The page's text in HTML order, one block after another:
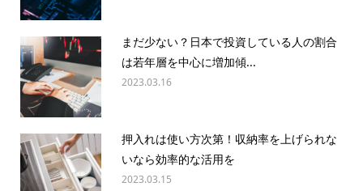
まだ少ない？日本で投資している人の割合
は若年層を中心に増加傾...
2023.03.16
押入れは使い方次第！収納率を上げられな
いなら効率的な活用を
2023.03.15